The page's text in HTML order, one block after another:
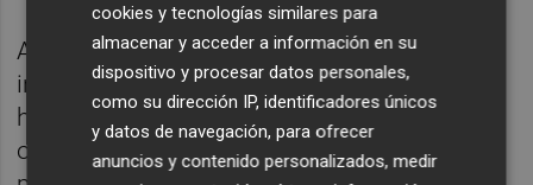
Asimismo, ha animado a la población a
informarse a través de los canales oficiales
habilitados. "Disponemos de canales
oficiales que invitamos a seguir, donde se
cookies y tecnologías similares para
almacenar y acceder a información en su
dispositivo y procesar datos personales,
como su dirección IP, identificadores únicos
y datos de navegación, para ofrecer
anuncios y contenido personalizados, medir